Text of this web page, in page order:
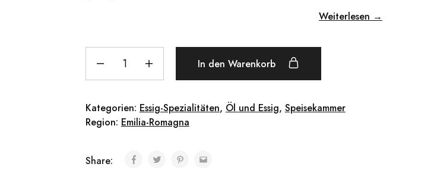
Weiterlesen →
In den Warenkorb
Kategorien: Essig-Spezialitäten, Öl und Essig, Speisekammer
Region: Emilia-Romagna
Share: